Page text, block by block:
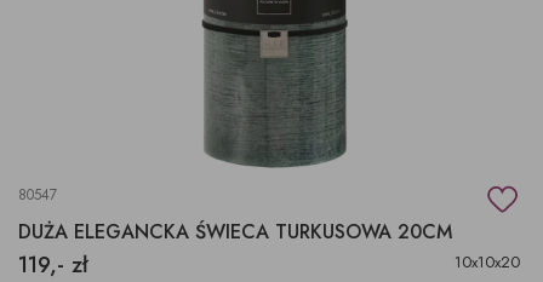
80547
DUŻA ELEGANCKA ŚWIECA TURKUSOWA 20CM
119,- zł 10x10x20